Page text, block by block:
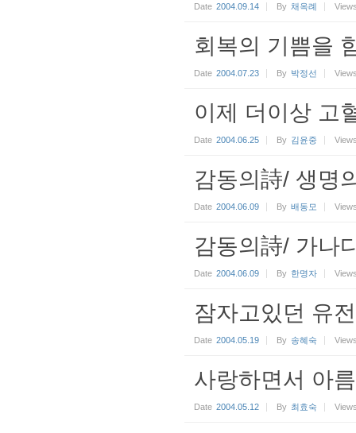
Date 2004.09.14 By 채옥례
회복의 기쁨을
Date 2004.07.23 By 박정선
이제 더이상 고
Date 2004.06.25 By 김윤중
감동의詩/ 생명
Date 2004.06.09 By 배동모
감동의詩/ 가나
Date 2004.06.09 By 한명자
잠자고있던 유
Date 2004.05.19 By 송혜숙
사랑하면서 아
Date 2004.05.12 By 최효숙